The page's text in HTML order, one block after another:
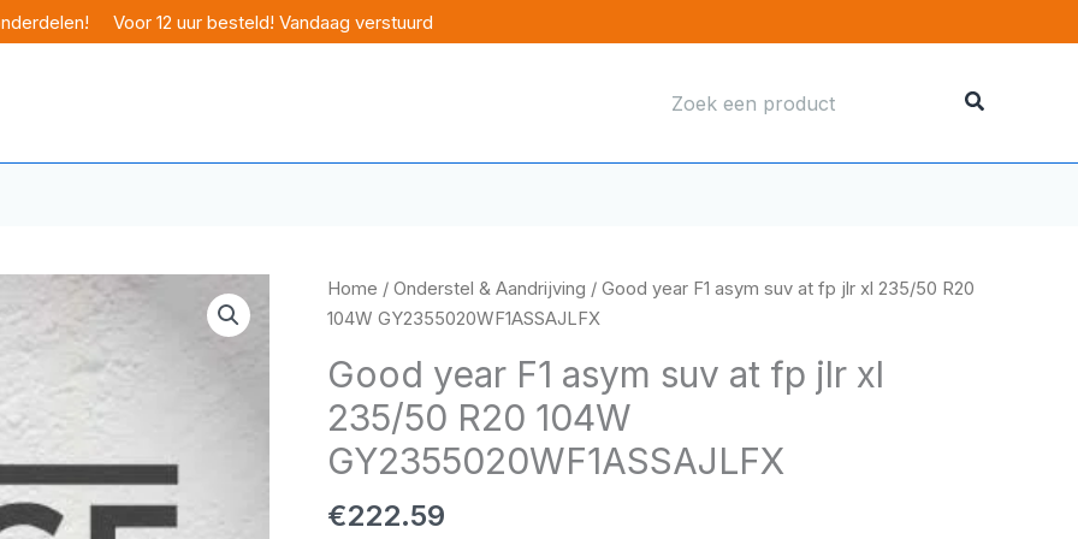
Voor 12 uur besteld! Vandaag verstuurd
naar:
Home / Onderstel & Aandrijving / Good year F1 asym suv at fp jlr xl 235/50 R20
104W GY2355020WF1ASSAJLFX
Good year F1 asym suv at fp jlr xl
235/50 R20 104W
GY2355020WF1ASSAJLFX
€222.59